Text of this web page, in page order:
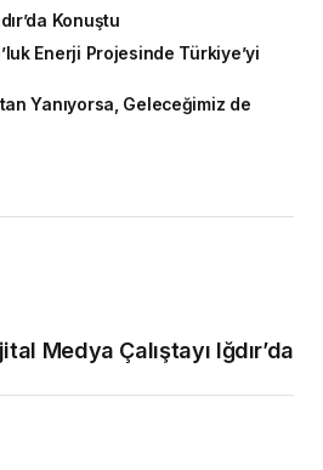
Konuştu
Enerji Projesinde Türkiye’yi
Yanıyorsa, Geleceğimiz de
Medya Çalıştayı Iğdır’da